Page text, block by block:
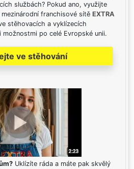
službách? Pokud ano, využijte
franchisové sítě EXTRA
stěhovacích a vyklízecích
možnostmi po celé Evropské unii.
ve stěhování
Uklízíte ráda a máte pak skvělý